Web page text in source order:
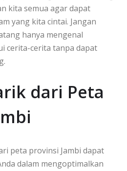
kita semua agar dapat
yang kita cintai. Jangan
hanya mengenal
cerita-cerita tanpa dapat
dari Peta
peta provinsi Jambi dapat
dalam mengoptimalkan